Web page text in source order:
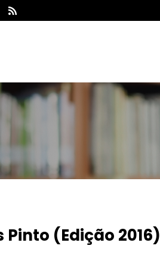

(Edição 2016)